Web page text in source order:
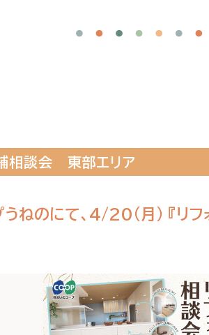
相談会 東部エリア
うねのにて、4/20(月) 『リフ